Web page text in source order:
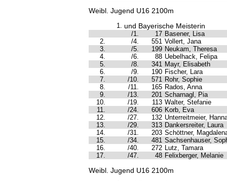
Weibl. Jugend U16 2100m
1. und Bayerische Meisterin
/1. 17 Basener, Lisa
2.
/4. 551 Vollert, Jana
3.
/5. 199 Neukam, Theresa
4.
/6. 88 Uebelhack, Felipa
5.
/8. 341 Mayr, Elisabeth
6.
/9. 190 Fischer, Lara
7.
/10. 571 Rohr, Sophie
8.
/11. 165 Rados, Anna
9.
/13. 201 Scharnagl, Pia
10.
/19. 113 Walter, Stefanie
11.
/24. 606 Korb, Eva
12.
/27. 132 Unterreitmeier,
13.
/29. 313 Dankersreiter, Laura
14.
/31. 203 Schöttner,
15.
/34. 481 Sachsenhauser,
16.
/40. 272 Lutz, Tamara
17.
/47. 48 Felixberger, Melanie
Weibl. Jugend U16 2100m